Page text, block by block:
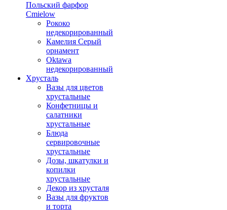
Польский фарфор
Сmielow
Рококо
недекорированный
Камелия Серый
орнамент
Oktawa
недекорированный
Хрусталь
Вазы для цветов
хрустальные
Конфетницы и
салатники
хрустальные
Блюда
сервировочные
хрустальные
Дозы, шкатулки и
копилки
хрустальные
Декор из хрусталя
Вазы для фруктов
и торта